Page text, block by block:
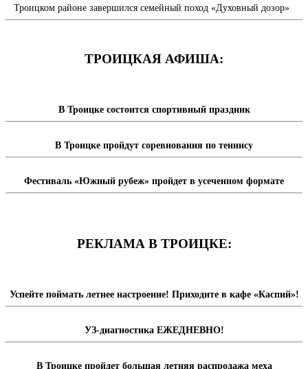
Троицком районе завершился семейный поход «Духовный дозор»
ТРОИЦКАЯ АФИША:
В Троицке состоится спортивный праздник
В Троицке пройдут соревнования по теннису
Фестиваль «Южный рубеж» пройдет в усеченном формате
РЕКЛАМА В ТРОИЦКЕ:
Успейте поймать летнее настроение! Приходите в кафе «Каспий»!
УЗ-диагностика ЕЖЕДНЕВНО!
В Троицке пройдет большая летняя распродажа меха